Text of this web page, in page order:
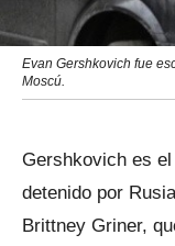
Evan Gershkovich fue
Moscú.
Gershkovich es
detenido por
Brittney Griner,